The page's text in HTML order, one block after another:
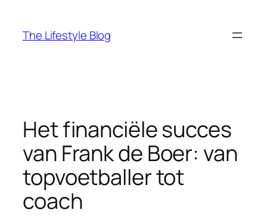
The Lifestyle Blog
Het financiële succes
van Frank de Boer: van
topvoetballer tot
coach